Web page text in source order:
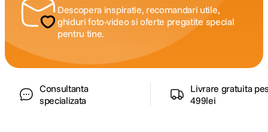
Descopera inspiratie, recomandari utile,
ghiduri foto-video si oferte pregatite special
pentru tine.
Consultanta
specializata
Livrare gratuita
499lei